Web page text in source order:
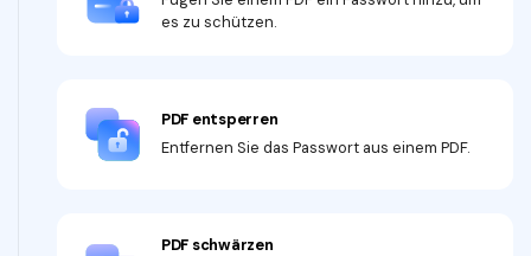
es zu schützen.
PDF entsperren
Entfernen Sie das Passwort aus einem PDF.
PDF schwärzen